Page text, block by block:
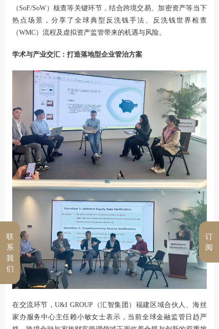
（SoF/SoW）核查等关键环节，结合跨境交易、加密资产等当下
热点场景，分享了全球典型反洗钱手法、反洗钱世界检查
（WMC）流程及虚拟资产监管带来的机遇与风险。
学术与产业交汇：打造落地型企业管治方案
在交流环节，U&I GROUP（汇智集团 ）福建区域合伙人、海丝
家办服务中心主任赖小敏女士表示，当前全球金融监管日趋严
订
阅
联
系
我
们